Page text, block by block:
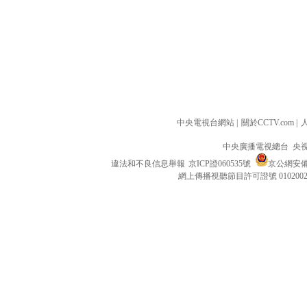
中央電視台網站 關於CCTV.com
中央廣播電視總台 央
違法和不良信息舉報 京ICP證060535號
京公網安
網上傳播視聽節目許可證號